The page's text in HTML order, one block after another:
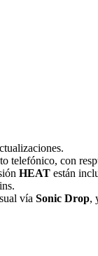
telefónico, con
HEAT están
vía Sonic Drop,